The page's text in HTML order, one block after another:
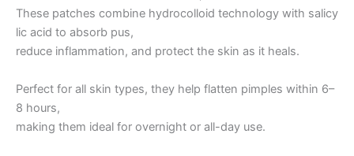
These patches combine hydrocolloid technology with salicy
lic acid to absorb pus,
reduce inflammation, and protect the skin as it heals.
Perfect for all skin types, they help flatten pimples within 6–
8 hours,
making them ideal for overnight or all-day use.